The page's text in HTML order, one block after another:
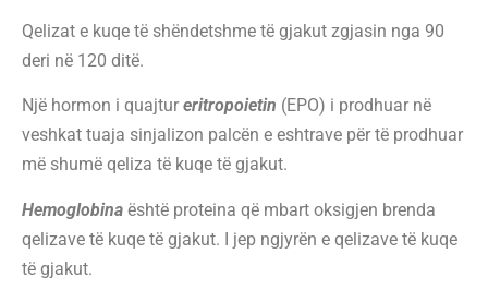
Qelizat e kuqe të shëndetshme të gjakut zgjasin nga 90
deri në 120 ditë.
Një hormon i quajtur eritropoietin (EPO) i prodhuar në
veshkat tuaja sinjalizon palcën e eshtrave për të prodhuar
më shumë qeliza të kuqe të gjakut.
Hemoglobina është proteina që mbart oksigjen brenda
qelizave të kuqe të gjakut. I jep ngjyrën e qelizave të kuqe
të gjakut.